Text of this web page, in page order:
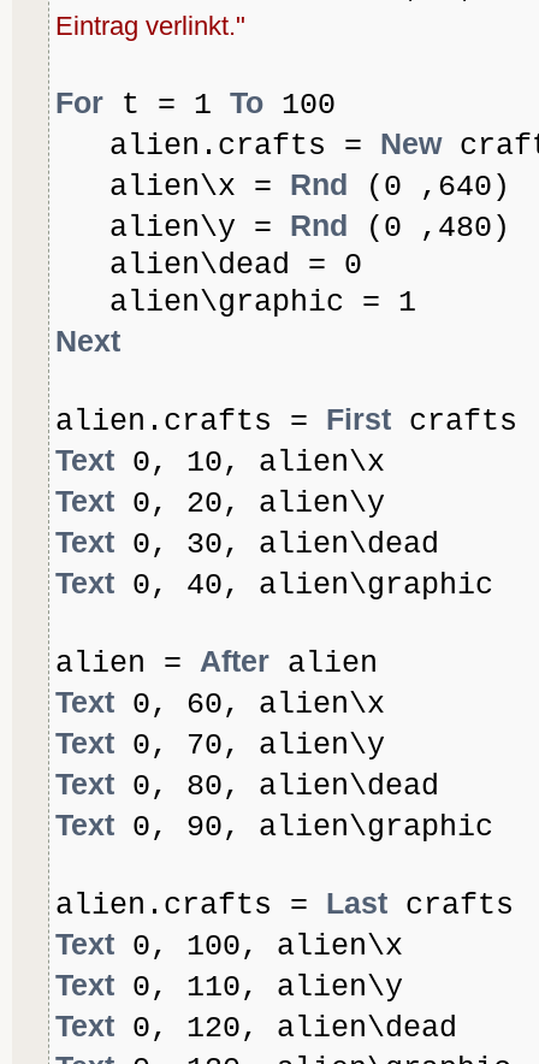
Eintrag verlinkt."
For t = 1 To 100
alien.crafts = New
alien\x = Rnd (0 ,640)
alien\y = Rnd (0 ,480)
alien\dead = 0
alien\graphic = 1
Next
alien.crafts = First crafts
Text 0, 10, alien\x
Text 0, 20, alien\y
Text 0, 30, alien\dead
Text 0, 40, alien\graphic
alien = After alien
Text 0, 60, alien\x
Text 0, 70, alien\y
Text 0, 80, alien\dead
Text 0, 90, alien\graphic
alien.crafts = Last crafts
Text 0, 100, alien\x
Text 0, 110, alien\y
Text 0, 120, alien\dead